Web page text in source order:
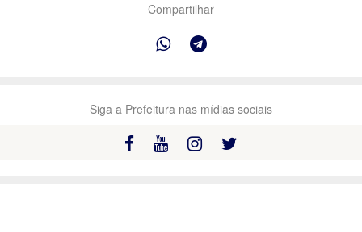
Compartilhar
Siga a Prefeitura nas mídias sociais